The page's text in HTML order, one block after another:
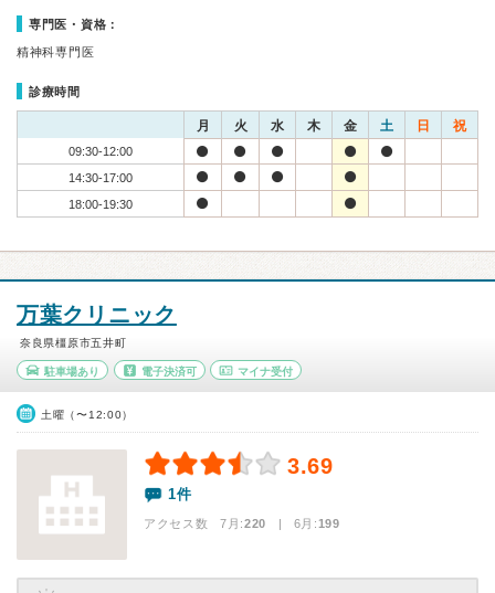
専門医・資格：
精神科専門医
診療時間
月 火 水 木 金 土 日 祝
09:30-12:00
14:30-17:00
18:00-19:30
万葉クリニック
奈良県橿原市五井町
駐車場あり 電子決済可 マイナ受付
土曜（〜12:00）
3.69
1件
アクセス数 7月:220 | 6月:199